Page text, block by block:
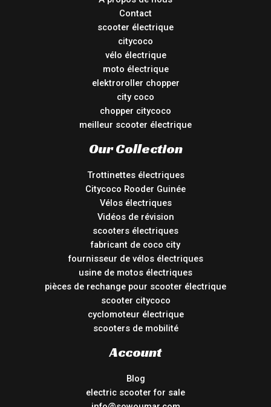
Contact
scooter électrique
citycoco
vélo électrique
moto électrique
elektroroller chopper
city coco
chopper citycoco
meilleur scooter électrique
Our Collection
Trottinettes électriques
Citycoco Rooder Guinée
Vélos électriques
Vidéos de révision
scooters électriques
fabricant de coco city
fournisseur de vélos électriques
usine de motos électriques
pièces de rechange pour scooter électrique
scooter citycoco
cyclomoteur électrique
scooters de mobilité
Account
Blog
electric scooter for sale